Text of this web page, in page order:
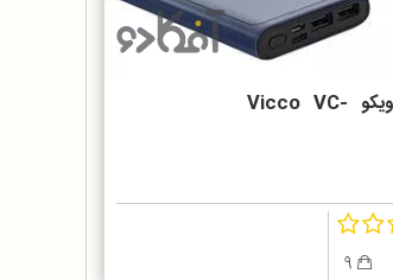
پاور بانک ۱۵۰۰۰ ویکو Vicco VC-